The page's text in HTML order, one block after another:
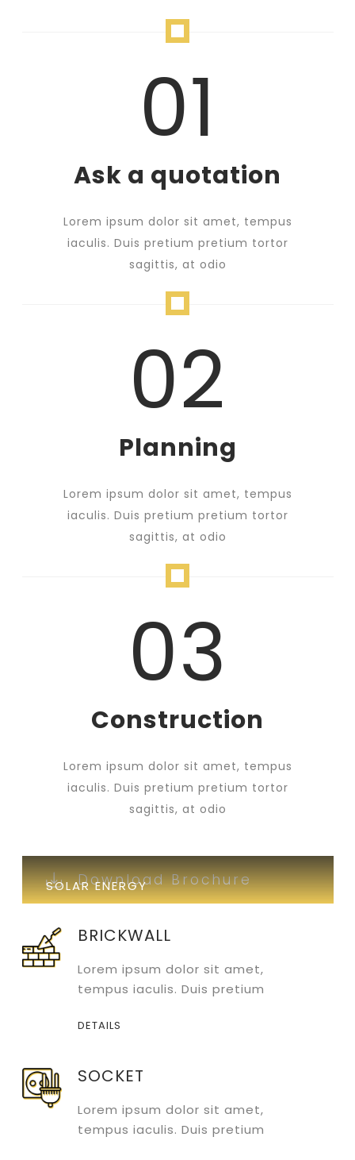
01
Ask a quotation
Lorem ipsum dolor sit amet, tempus
iaculis. Duis pretium pretium tortor
sagittis, at odio
02
Planning
Lorem ipsum dolor sit amet, tempus
iaculis. Duis pretium pretium tortor
sagittis, at odio
03
Construction
Lorem ipsum dolor sit amet, tempus
iaculis. Duis pretium pretium tortor
sagittis, at odio
SOLAR ENERGY
Download Brochure
Download Brochure
BRICKWALL
Lorem ipsum dolor sit amet,
tempus iaculis. Duis pretium
DETAILS
SOCKET
Lorem ipsum dolor sit amet,
tempus iaculis. Duis pretium